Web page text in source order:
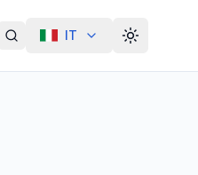
IT Alterar